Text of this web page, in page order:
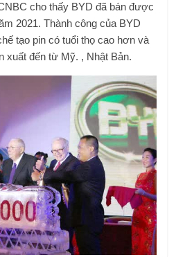
cho thấy BYD đã bán được
2021. Thành công của BYD
tạo pin có tuổi thọ cao hơn và
xuất đến từ Mỹ. , Nhật Bản.